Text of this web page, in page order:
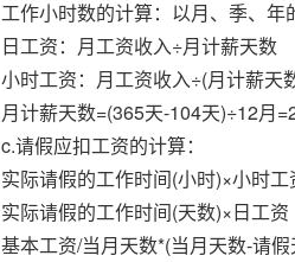
工作小时数的计算：以月、季、年
日工资：月工资收入÷月计薪天数
小时工资：月工资收入÷(月计薪天
月计薪天数=(365天-104天)÷12月
c.请假应扣工资的计算：
实际请假的工作时间(小时)×小时工
实际请假的工作时间(天数)×日工资
基本工资/当月天数*(当月天数-请